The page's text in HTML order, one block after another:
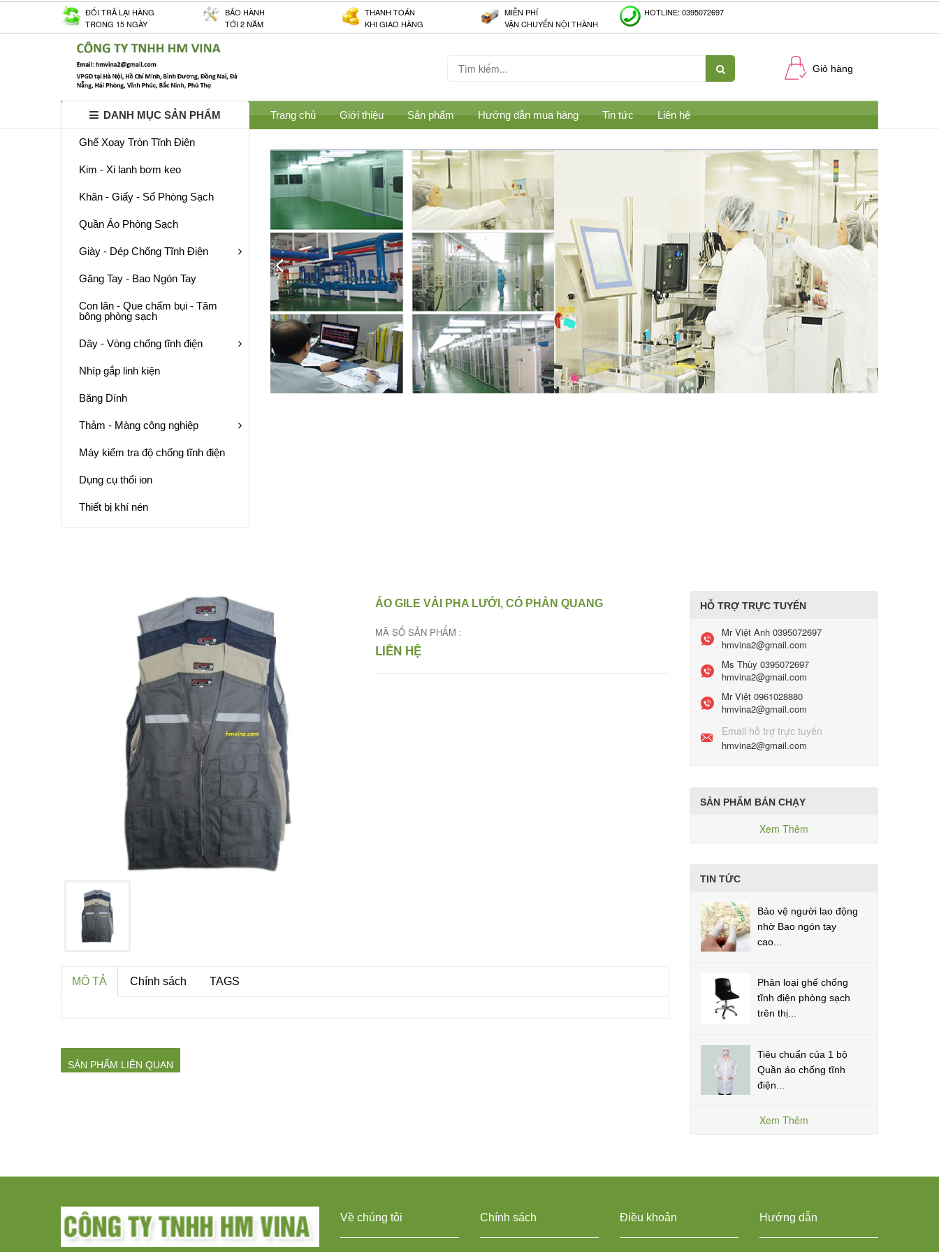
ĐỐI TRẢ LẠI HÀNG
TRONG 15 NGÀY
BẢO HÀNH
TỚI 2 NĂM
THANH TOÁN
KHI GIAO HÀNG
MIỄN PHÍ
VẬN CHUYỂN NỘI THÀNH
HOTLINE: 0395072697
Giỏ hàng
DANH MỤC SẢN PHẨM Trang chủ Giới thiệu Sản phẩm Hướng dẫn mua hàng Tin tức Liên hệ
Ghế Xoay Tròn Tĩnh Điện
Kim - Xi lanh bơm keo
Khăn - Giấy - Sổ Phòng Sạch
Quần Áo Phòng Sạch
Giày - Dép Chống Tĩnh Điện
Găng Tay - Bao Ngón Tay
Con lăn - Que chấm bụi - Tăm
bông phòng sạch
Dây - Vòng chống tĩnh điện
Nhíp gắp linh kiện
Băng Dính
Thảm - Màng công nghiệp
Máy kiểm tra độ chống tĩnh điện
Dụng cụ thổi ion
Thiết bị khí nén
ÁO GILE VẢI PHA LƯỚI, CÓ PHẢN QUANG
MÃ SỐ SẢN PHẨM :
LIÊN HỆ
MÔ TẢ Chính sách TAGS
SẢN PHẨM LIÊN QUAN
HỖ TRỢ TRỰC TUYẾN
Mr Việt Anh 0395072697
hmvina2@gmail.com
Ms Thùy 0395072697
hmvina2@gmail.com
Mr Việt 0961028880
hmvina2@gmail.com
Email hỗ trợ trực tuyến
hmvina2@gmail.com
SẢN PHẨM BÁN CHẠY
Xem Thêm
TIN TỨC
Bảo vệ người lao động
nhờ Bao ngón tay
cao...
Phân loại ghế chống
tĩnh điện phòng sạch
trên thị...
Tiêu chuẩn của 1 bộ
Quần áo chống tĩnh
điện...
Xem Thêm
Về chúng tôi Chính sách Điều khoản Hướng dẫn